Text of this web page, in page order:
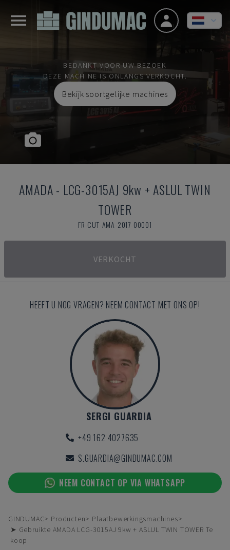
BEDANKT VOOR UW BEZOEK
DEZE MACHINE IS ONLANGS VERKOCHT.
Bekijk soortgelijke machines
AMADA- LCG-3015AJ 9kw + ASLUL TWIN
TOWER
FR-CUT-AMA-2017-00001
VERKOCHT
HEEFT U NOG VRAGEN? NEEM CONTACT MET ONS OP!
SERGI GUARDIA
+49 162 4027635
S.GUARDIA@GINDUMAC.COM
NEEM CONTACT OP VIA WHATSAPP
GINDUMAC Producten
Plaatbewerkingsmachines
➤ Gebruikte AMADA LCG-3015AJ 9kw + ASLUL TWIN TOWER Te
koop